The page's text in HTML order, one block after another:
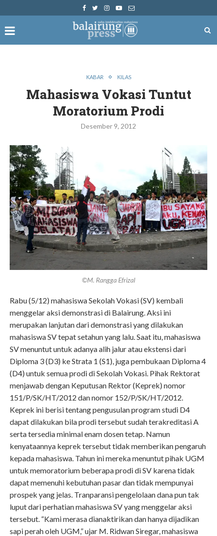
KABAR KILAS
Mahasiswa Vokasi Tuntut
Moratorium Prodi
Desember 9, 2012
©M. Rangga Efrizal
Rabu (5/12) mahasiswa Sekolah Vokasi (SV) kembali
menggelar aksi demonstrasi di Balairung. Aksi ini
merupakan lanjutan dari demonstrasi yang dilakukan
mahasiswa SV tepat setahun yang lalu. Saat itu, mahasiswa
SV menuntut untuk adanya alih jalur atau ekstensi dari
Diploma 3 (D3) ke Strata 1 (S1), juga pembukaan Diploma 4
(D4) untuk semua prodi di Sekolah Vokasi. Pihak Rektorat
menjawab dengan Keputusan Rektor (Keprek) nomor
151/P/SK/HT/2012 dan nomor 152/P/SK/HT/2012.
Keprek ini berisi tentang pengusulan program studi D4
dapat dilakukan bila prodi tersebut sudah terakreditasi A
serta tersedia minimal enam dosen tetap. Namun
kenyataannya keprek tersebut tidak memberikan pengaruh
kepada mahasiswa. Tahun ini mereka menuntut pihak UGM
untuk memoratorium beberapa prodi di SV karena tidak
dapat memenuhi kebutuhan pasar dan tidak mempunyai
prospek yang jelas. Tranparansi pengelolaan dana pun tak
luput dari perhatian mahasiswa SV yang menggelar aksi
tersebut. “Kami merasa dianaktirikan dan hanya dijadikan
sapi perah oleh UGM,” ujar M. Ridwan Siregar, mahasiswa